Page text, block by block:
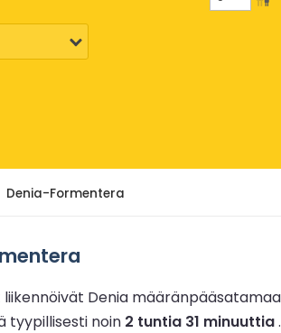
Denia-Formentera
Denia
tyypillisesti noin 2 tuntia 31 minuuttia.